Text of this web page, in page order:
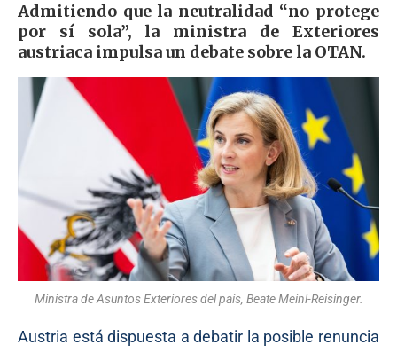
Admitiendo que la neutralidad “no protege
por sí sola”, la ministra de Exteriores
austriaca impulsa un debate sobre la OTAN.
Ministra de Asuntos Exteriores del país, Beate Meinl-Reisinger.
Austria está dispuesta a debatir la posible renuncia